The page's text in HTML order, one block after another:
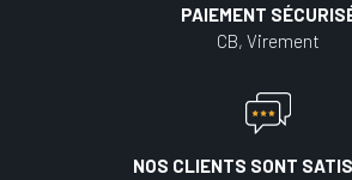
PAIEMENT
CB, Virement
NOS CLIENTS SONT